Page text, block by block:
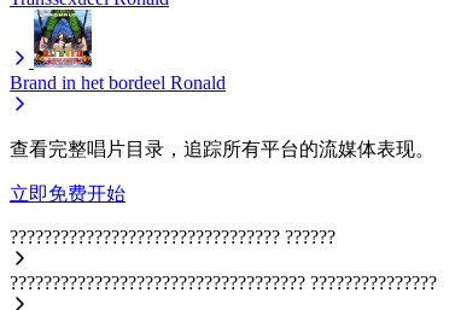
Brand in het bordeel Ronald
查看完整唱片目录，追踪所有平台的流媒体表现。
立即免费开始
???????????????????????????????? ??????
??????????????????????????????????? ???????????????